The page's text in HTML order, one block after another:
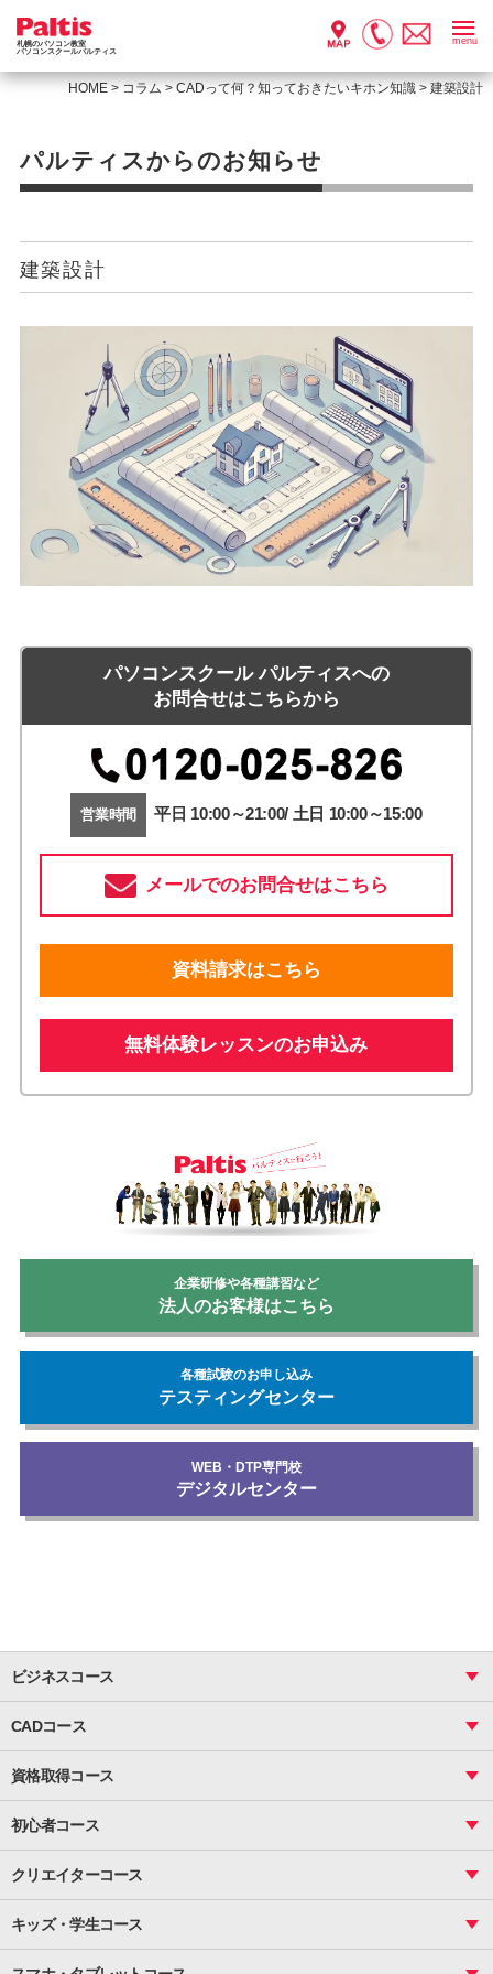
札幌のパソコン教室
パソコンスクールパルティス
menu
HOME > コラム >CADって何？知っておきたいキホン知識 >建築設計
パルティスからのお知らせ
建築設計
パソコンスクール パルティスへの
お問合せはこちらから
営業時間 平日 10:00～21:00/ 土日 10:00～15:00
メールでのお問合せはこちら
資料請求はこちら
無料体験レッスンのお申込み
企業研修や各種講習など
法人のお客様はこちら
各種試験のお申し込み
テスティングセンター
WEB・DTP専門校
デジタルセンター
ビジネスコース
関数
ピボットテーブル
マクロ
資料作成（基礎）
資料作成（応用）
CADコース
図面作成（基礎）
図面作成（応用）
資格取得コース
ビジネス統計
CS
サーティファイ
初心者コース
インターネット活用
メール活用
クリエイターコース
基礎
応用
キッズ・学生コース